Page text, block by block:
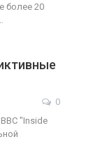
более 20
0
"Inside